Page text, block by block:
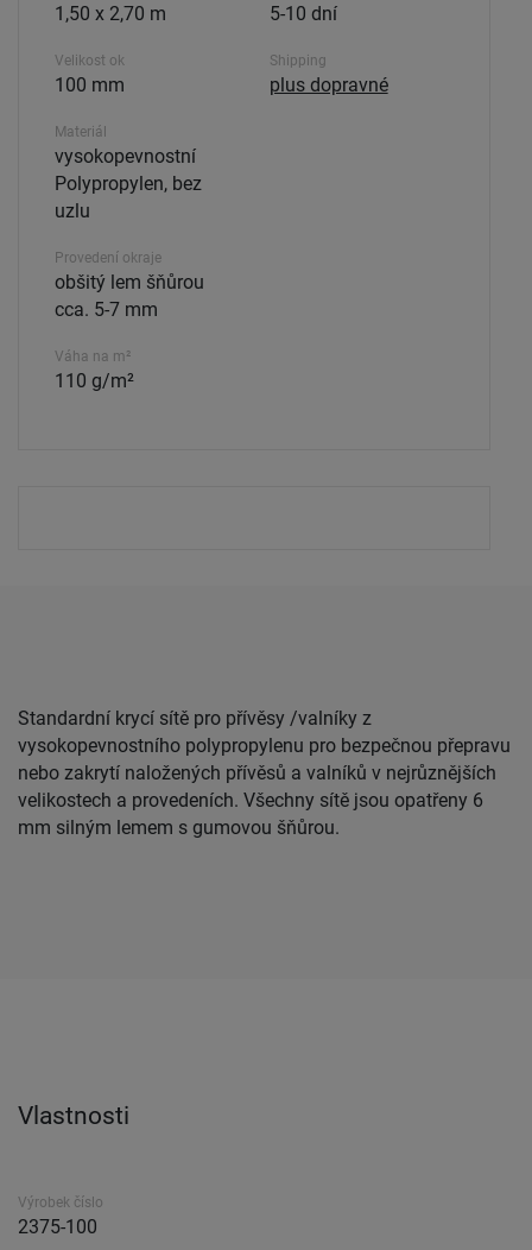
1,50 x 2,70 m
Velikost ok
100 mm
Materiál
vysokopevnostní
Polypropylen, bez
uzlu
Provedení okraje
obšitý lem šňůrou
cca. 5-7 mm
Váha na m²
110 g/m²
5-10 dní
Shipping
plus dopravné
Standardní krycí sítě pro přívěsy /valníky z
vysokopevnostního polypropylenu pro bezpečnou přepravu
nebo zakrytí naložených přívěsů a valníků v nejrůznějších
velikostech a provedeních. Všechny sítě jsou opatřeny 6
mm silným lemem s gumovou šňůrou.
Vlastnosti
Výrobek číslo
2375-100